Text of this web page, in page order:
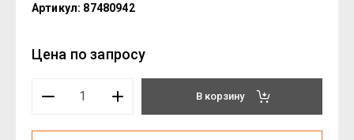
Артикул: 87480942
Цена по запросу
В корзину